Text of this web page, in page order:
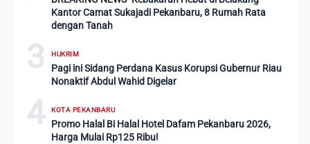
Kantor Camat Sukajadi Pekanbaru, 8 Rumah Rata
dengan Tanah
3 HUKRIM
Pagi ini Sidang Perdana Kasus Korupsi Gubernur Riau
Nonaktif Abdul Wahid Digelar
4 KOTA PEKANBARU
Promo Halal Bi Halal Hotel Dafam Pekanbaru 2026,
Harga Mulai Rp125 Ribu!